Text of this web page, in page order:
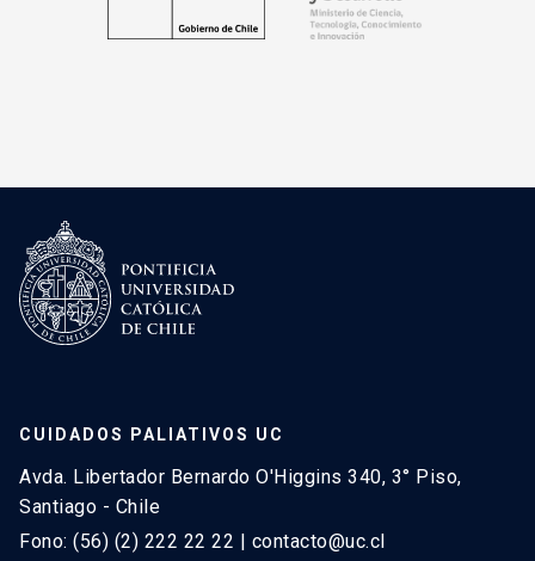
CUIDADOS PALIATIVOS UC
Avda. Libertador Bernardo O'Higgins 340, 3° Piso,
Santiago - Chile
Fono: (56) (2) 222 22 22 | contacto@uc.cl